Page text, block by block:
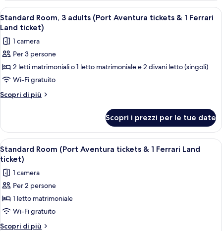
tickets
&
1
Ferrari
Land
ticket)
adult
(Port
tickets
&
Ferrari
Land
Apri
tutte
le
foto
per
Standard
Room,
3
Aventura
tickets
&
1
Ferrari
Land
ticket)
Una stanza con due letti, una sedia
6
Standard Room, 3 adults (Port Aventura tickets & 1 Ferrari
Land ticket)
1 camera
Per 3 persone
2 letti matrimoniali o 1 letto matrimoniale e 2 divani letto (singoli)
Wi-Fi gratuito
Scopri di più
Altri
Room,
adults
(Port
Aventura
tickets
&
Ferrari
Land
Scopri i prezzi per le tue date
Apri
tutte
le
foto
per
Standard
Room
(Port
Una camera da letto con un letto,
5
Standard Room (Port Aventura tickets & 1 Ferrari Land
ticket)
1 camera
Per 2 persone
1 letto matrimoniale
Wi-Fi gratuito
Scopri di più
Altri